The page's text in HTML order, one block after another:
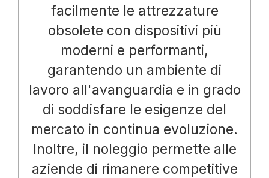
facilmente le attrezzature
obsolete con dispositivi più
moderni e performanti,
garantendo un ambiente di
lavoro all'avanguardia e in grado
di soddisfare le esigenze del
mercato in continua evoluzione.
Inoltre, il noleggio permette alle
aziende di rimanere competitive